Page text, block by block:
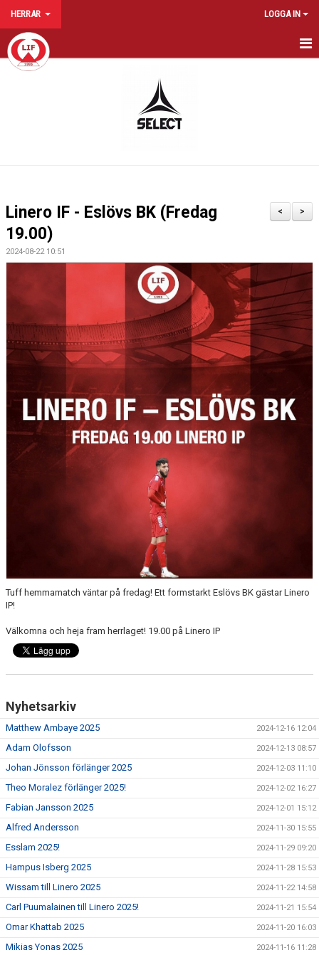
HERRAR LOGGA IN
HEM
DOKUMENT
KONTAKT
GAMLA HEMSIDAN
>
<
Linero IF - Eslövs BK (Fredag
19.00)
2024-08-22 10:51
Tuff hemmamatch väntar på fredag! Ett formstarkt Eslövs BK gästar Linero
IP!
Välkomna och heja fram herrlaget! 19.00 på Linero IP
Nyhetsarkiv
Matthew Ambaye 2025 2024-12-16 12:04
Adam Olofsson 2024-12-13 08:57
Johan Jönsson förlänger 2025 2024-12-03 11:10
Theo Moralez förlänger 2025! 2024-12-02 16:27
Fabian Jansson 2025 2024-12-01 15:12
Alfred Andersson 2024-11-30 15:55
Esslam 2025! 2024-11-29 09:20
Hampus Isberg 2025 2024-11-28 15:53
Wissam till Linero 2025 2024-11-22 14:58
Carl Puumalainen till Linero 2025! 2024-11-21 15:54
Omar Khattab 2025 2024-11-20 16:03
Mikias Yonas 2025 2024-11-16 11:28